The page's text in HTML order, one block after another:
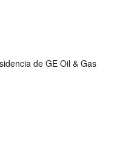
de GE Oil & Gas